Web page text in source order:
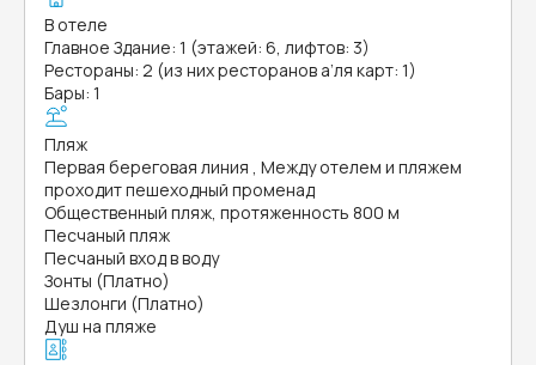
В отеле
Главное Здание: 1 (этажей: 6, лифтов: 3)
Рестораны: 2 (из них ресторанов а’ля карт: 1)
Бары: 1
Пляж
Первая береговая линия , Между отелем и пляжем
проходит пешеходный променад
Общественный пляж, протяженность 800 м
Песчаный пляж
Песчаный вход в воду
Зонты (Платно)
Шезлонги (Платно)
Душ на пляже